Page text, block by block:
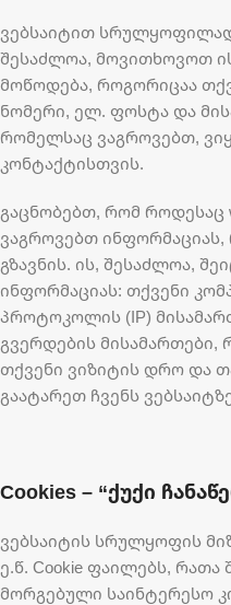
ვებსაიტით
შესაძლოა, მოვითხოვოთ
მოწოდება, როგორიცაა
ნომერი, ელ. ფოსტა და
რომელსაც ვაგროვებთ,
კონტაქტისთვის.
გაცნობებთ, რომ როდესაც
ვაგროვებთ
გზავნის. ის, შესაძლოა,
ინფორმაციას: თქვენი
პროტოკოლის (IP)
გვერდების
თქვენი ვიზიტის დრო და
გაატარეთ ჩვენს
Cookies – “ქუქი
ვებსაიტის სრულყოფის
ე.წ. Cookie ფაილებს,
მორგებული საინტერესო